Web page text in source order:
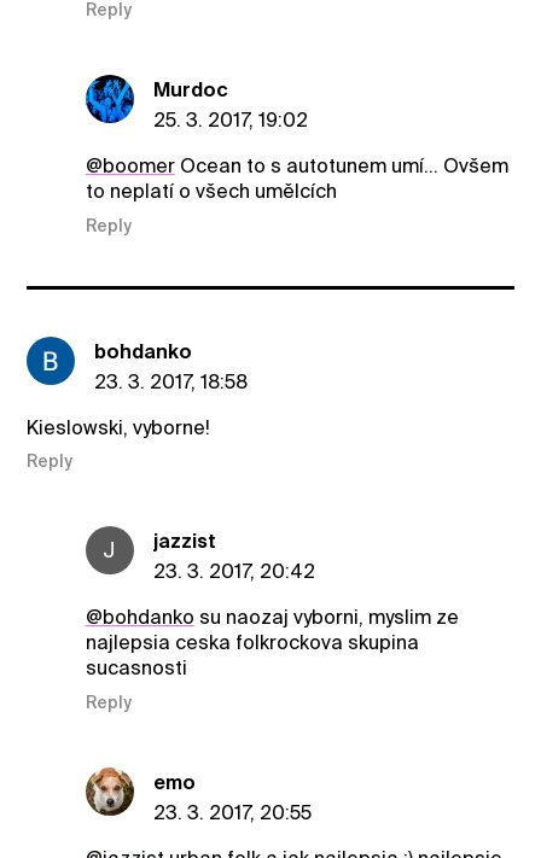
Reply
Murdoc
25. 3. 2017, 19:02
@boomerOcean to s autotunem umí... Ovšem
to neplatí o všech umělcích
Reply
bohdanko
23. 3. 2017, 18:58
Kieslowski, vyborne!
Reply
J
jazzist
23. 3. 2017, 20:42
@bohdanko su naozaj vyborni, myslim ze
najlepsia ceska folkrockova skupina
sucasnosti
Reply
emo
23. 3. 2017, 20:55